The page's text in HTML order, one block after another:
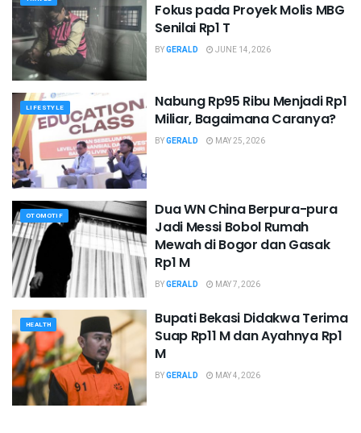
Fokus pada Proyek Molis MBG
Senilai Rp1 T
BYGERALD JUNE 14, 2026
LIFESTYLE
Nabung Rp95 Ribu Menjadi Rp1
Miliar, Bagaimana Caranya?
BYGERALD MAY 25, 2026
OTOMOTIF
Dua WN China Berpura-pura
Jadi Messi Bobol Rumah
Mewah di Bogor dan Gasak
Rp1 M
BYGERALD MAY 7, 2026
HEALTH
Bupati Bekasi Didakwa Terima
Suap Rp11 M dan Ayahnya Rp1
M
BYGERALD MAY 4, 2026